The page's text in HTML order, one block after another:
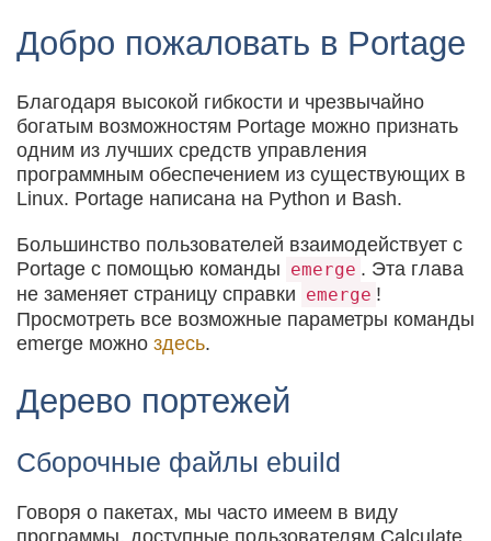
Добро пожаловать в Portage
Благодаря высокой гибкости и чрезвычайно
богатым возможностям Portage можно признать
одним из лучших средств управления
программным обеспечением из существующих в
Linux. Portage написана на Python и Bash.
Большинство пользователей взаимодействует с
Portage с помощью команды emerge . Эта глава
не заменяет страницу справки emerge !
Просмотреть все возможные параметры команды
emerge можно здесь.
Дерево портежей
Сборочные файлы ebuild
Говоря о пакетах, мы часто имеем в виду
программы, доступные пользователям Calculate